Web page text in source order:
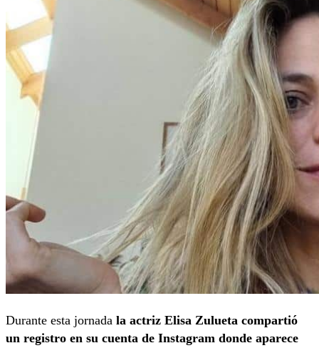
Durante esta jornada la actriz Elisa Zulueta compartió
un registro en su cuenta de Instagram donde aparece